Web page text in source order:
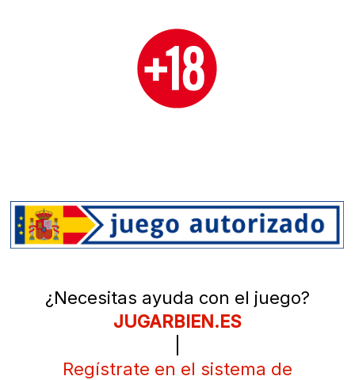
¿Necesitas ayuda con el juego?
JUGARBIEN.ES
Regístrate en el sistema de